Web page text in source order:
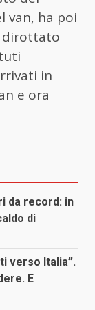
van, ha poi
dirottato
in
e ora
da record: in
di
verso Italia”.
E